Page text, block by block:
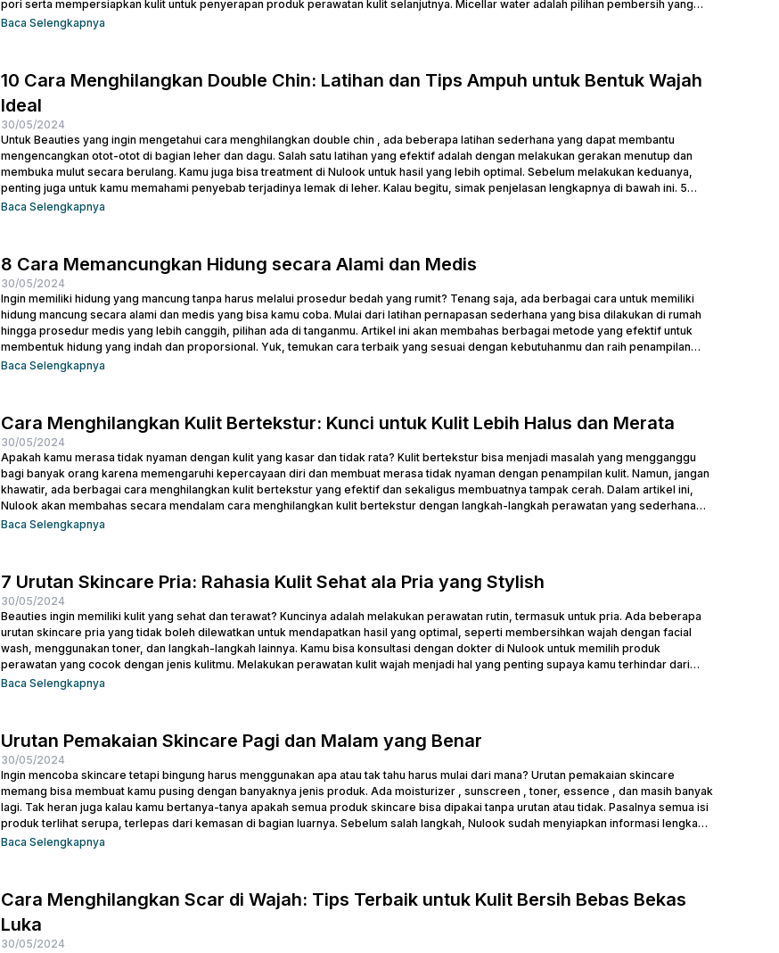
pori serta mempersiapkan kulit untuk penyerapan produk perawatan kulit selanjutnya. Micellar water adalah pilihan pembersih yang
efektif dan praktis, terutama untuk menghapus makeup dan kotoran saat...
Baca Selengkapnya
10 Cara Menghilangkan Double Chin: Latihan dan Tips Ampuh untuk Bentuk Wajah
Ideal
30/05/2024
Untuk Beauties yang ingin mengetahui cara menghilangkan double chin , ada beberapa latihan sederhana yang dapat membantu
mengencangkan otot-otot di bagian leher dan dagu. Salah satu latihan yang efektif adalah dengan melakukan gerakan menutup dan
membuka mulut secara berulang. Kamu juga bisa treatment di Nulook untuk hasil yang lebih optimal. Sebelum melakukan keduanya,
penting juga untuk kamu memahami penyebab terjadinya lemak di leher. Kalau begitu, simak penjelasan lengkapnya di bawah ini. 5
Penyebab Double Chin Penyebab...
Baca Selengkapnya
8 Cara Memancungkan Hidung secara Alami dan Medis
30/05/2024
Ingin memiliki hidung yang mancung tanpa harus melalui prosedur bedah yang rumit? Tenang saja, ada berbagai cara untuk memiliki
hidung mancung secara alami dan medis yang bisa kamu coba. Mulai dari latihan pernapasan sederhana yang bisa dilakukan di rumah
hingga prosedur medis yang lebih canggih, pilihan ada di tanganmu. Artikel ini akan membahas berbagai metode yang efektif untuk
membentuk hidung yang indah dan proporsional. Yuk, temukan cara terbaik yang sesuai dengan kebutuhanmu dan raih penampilan
yang...
Baca Selengkapnya
Cara Menghilangkan Kulit Bertekstur: Kunci untuk Kulit Lebih Halus dan Merata
30/05/2024
Apakah kamu merasa tidak nyaman dengan kulit yang kasar dan tidak rata? Kulit bertekstur bisa menjadi masalah yang mengganggu
bagi banyak orang karena memengaruhi kepercayaan diri dan membuat merasa tidak nyaman dengan penampilan kulit. Namun, jangan
khawatir, ada berbagai cara menghilangkan kulit bertekstur yang efektif dan sekaligus membuatnya tampak cerah. Dalam artikel ini,
Nulook akan membahas secara mendalam cara menghilangkan kulit bertekstur dengan langkah-langkah perawatan yang sederhana
namun efektif. Dari penggunaan produk yang sesuai hingga perawatan...
Baca Selengkapnya
7 Urutan Skincare Pria: Rahasia Kulit Sehat ala Pria yang Stylish
30/05/2024
Beauties ingin memiliki kulit yang sehat dan terawat? Kuncinya adalah melakukan perawatan rutin, termasuk untuk pria. Ada beberapa
urutan skincare pria yang tidak boleh dilewatkan untuk mendapatkan hasil yang optimal, seperti membersihkan wajah dengan facial
wash, menggunakan toner, dan langkah-langkah lainnya. Kamu bisa konsultasi dengan dokter di Nulook untuk memilih produk
perawatan yang cocok dengan jenis kulitmu. Melakukan perawatan kulit wajah menjadi hal yang penting supaya kamu terhindar dari
jerawat dan kulit tampak lebih cerah. Apalagi...
Baca Selengkapnya
Urutan Pemakaian Skincare Pagi dan Malam yang Benar
30/05/2024
Ingin mencoba skincare tetapi bingung harus menggunakan apa atau tak tahu harus mulai dari mana? Urutan pemakaian skincare
memang bisa membuat kamu pusing dengan banyaknya jenis produk. Ada moisturizer , sunscreen , toner, essence , dan masih banyak
lagi. Tak heran juga kalau kamu bertanya-tanya apakah semua produk skincare bisa dipakai tanpa urutan atau tidak. Pasalnya semua isi
produk terlihat serupa, terlepas dari kemasan di bagian luarnya. Sebelum salah langkah, Nulook sudah menyiapkan informasi lengkap
mengenai...
Baca Selengkapnya
Cara Menghilangkan Scar di Wajah: Tips Terbaik untuk Kulit Bersih Bebas Bekas
Luka
30/05/2024